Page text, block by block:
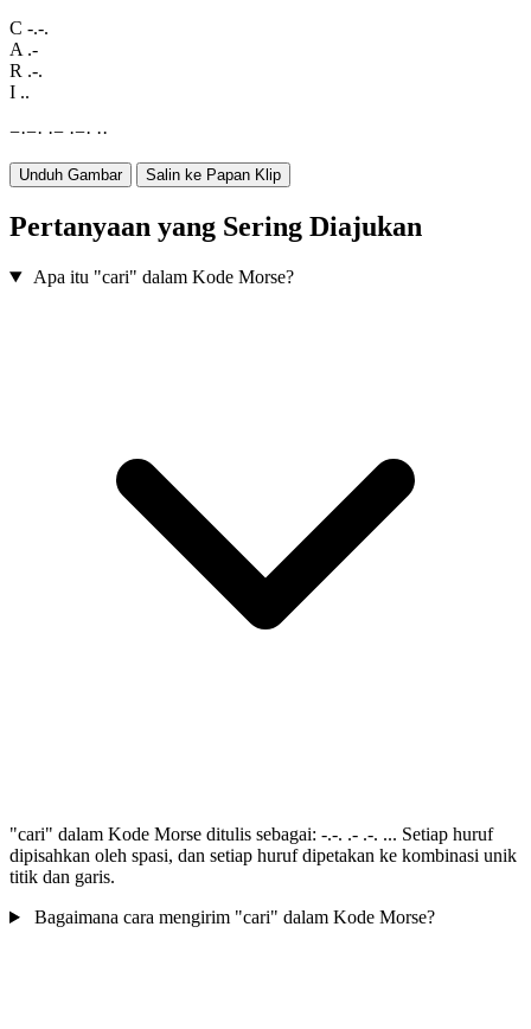
C -.-.
A .-
R .-.
I ..
−·−· ·− ·−· ··
Unduh Gambar Salin ke Papan Klip
Pertanyaan yang Sering Diajukan
Apa itu "cari" dalam Kode Morse?
"cari" dalam Kode Morse ditulis sebagai: -.-. .- .-. ... Setiap huruf
dipisahkan oleh spasi, dan setiap huruf dipetakan ke kombinasi unik
titik dan garis.
Bagaimana cara mengirim "cari" dalam Kode Morse?